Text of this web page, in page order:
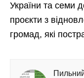
України та семи
проєкти з
громад, які